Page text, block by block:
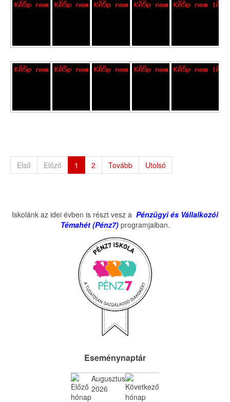
Első Előző 1 2 Tovább Utolsó
Iskolánk az idei évben is részt vesz a Pénzügyi és Vállalkozói
Témahét (Pénz7)programjaiban.
Eseménynaptár
Augusztus
2026